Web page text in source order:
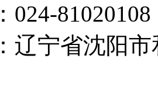
024-81020108
辽宁省沈阳